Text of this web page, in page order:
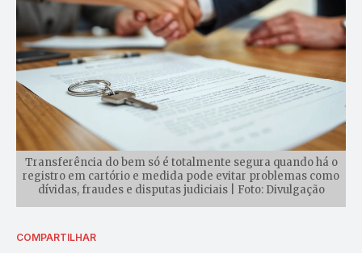
Transferência do bem só é totalmente segura quando há o
registro em cartório e medida pode evitar problemas como
dívidas, fraudes e disputas judiciais | Foto: Divulgação
COMPARTILHAR